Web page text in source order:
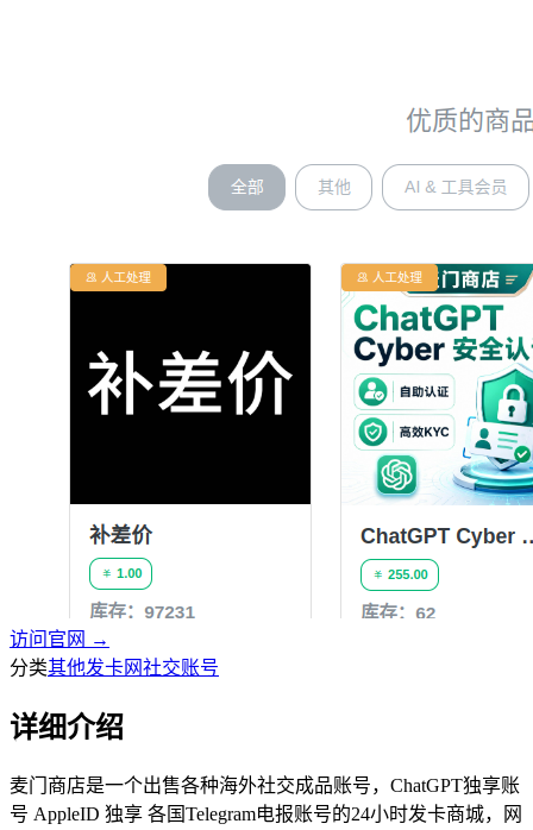
访问官网 →
分类其他发卡网社交账号
详细介绍
麦门商店是一个出售各种海外社交成品账号，ChatGPT独享账
号 AppleID 独享 各国Telegram电报账号的24小时发卡商城，网